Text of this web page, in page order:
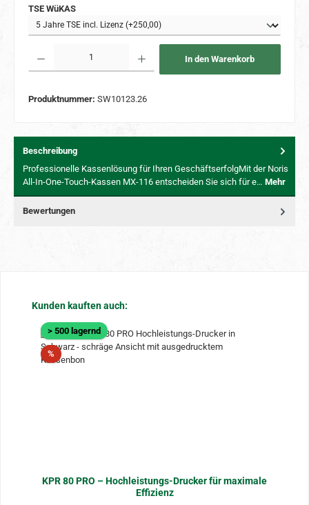
TSE WüKASauswählen
In den Warenkorb
Produktnummer: SW10123.26
Beschreibung
Professionelle Kassenlösung für Ihren GeschäftserfolgMit der Noris
All-In-One-Touch-Kassen MX-116 entscheiden Sie sich für e… Mehr
Bewertungen
Produktgalerie überspringen
Kunden kauften auch:
> 500 lagernd
%Rabatt
KPR 80 PRO – Hochleistungs-Drucker für maximale
Effizienz